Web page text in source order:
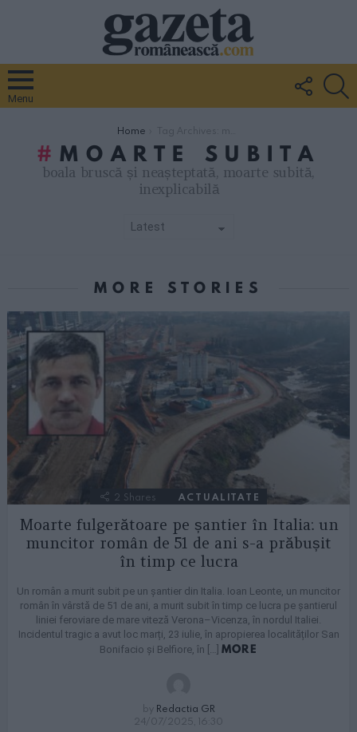
Menu
US
Home
MOARTE SUBITA
boala bruscă și neașteptată, moarte subită,
inexplicabilă
MORE STORIES
2 Shares ACTUALITATE
Moarte fulgerătoare pe șantier în Italia: un
muncitor român de 51 de ani s-a prăbușit
în timp ce lucra
Un român a murit subit pe un șantier din Italia. Ioan Leonte, un muncitor
român în vârstă de 51 de ani, a murit subit în timp ce lucra pe șantierul
liniei feroviare de mare viteză Verona–Vicenza, în nordul Italiei.
Incidentul tragic a avut loc marți, 23 iulie, în apropierea localităților San
Bonifacio și Belfiore, în […] MORE
by Redactia GR
24/07/2025, 16:30